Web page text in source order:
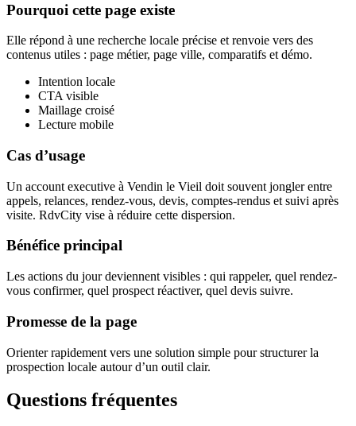
Pourquoi cette page existe
Elle répond à une recherche locale précise et renvoie vers des
contenus utiles : page métier, page ville, comparatifs et démo.
Intention locale
CTA visible
Maillage croisé
Lecture mobile
Cas d’usage
Un account executive à Vendin le Vieil doit souvent jongler entre
appels, relances, rendez-vous, devis, comptes-rendus et suivi après
visite. RdvCity vise à réduire cette dispersion.
Bénéfice principal
Les actions du jour deviennent visibles : qui rappeler, quel rendez-
vous confirmer, quel prospect réactiver, quel devis suivre.
Promesse de la page
Orienter rapidement vers une solution simple pour structurer la
prospection locale autour d’un outil clair.
Questions fréquentes